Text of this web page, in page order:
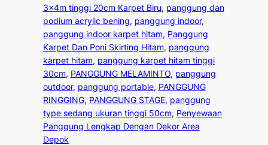
3x4m tinggi 20cm Karpet Biru, panggung dan
podium acrylic bening, panggung indoor
panggung indoor karpet hitam, Panggung
Karpet Dan Poni Skirting Hitam, panggung
karpet hitam, panggung karpet hitam tinggi
30cm, PANGGUNG MELAMINTO, panggung
outdoor, panggung portable, PANGGUNG
RINGGING, PANGGUNG STAGE, panggung
type sedang ukuran tinggi 50cm, Penyewaan
Panggung Lengkap Dengan Dekor Area
Depok